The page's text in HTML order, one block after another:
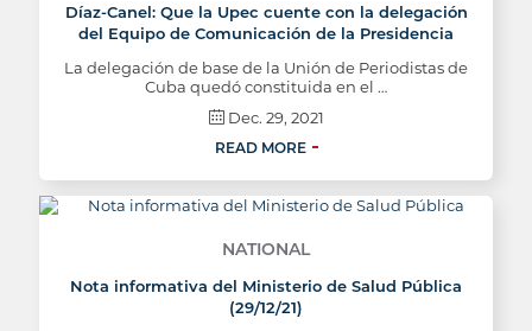
Díaz-Canel: Que la Upec cuente con la delegación
del Equipo de Comunicación de la Presidencia
La delegación de base de la Unión de Periodistas de
Cuba quedó constituida en el …
Dec. 29, 2021
READ MORE
NATIONAL
Nota informativa del Ministerio de Salud Pública
(29/12/21)